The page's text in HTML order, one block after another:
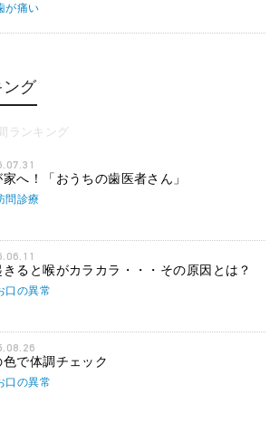
が痛い
ング
ランキング
へ！「おうちの歯医者さん」
問診療
きると喉がカラカラ・・・その原因とは？
口の異常
色で体調チェック
口の異常